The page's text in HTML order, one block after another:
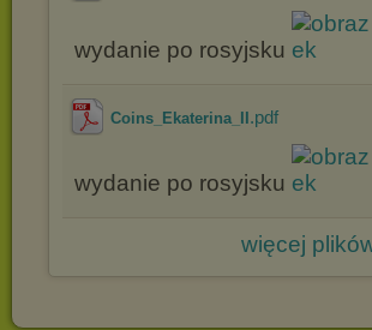
wydanie po rosyjsku
Coins_Ekaterina_II .pdf
wydanie po rosyjsku
więcej